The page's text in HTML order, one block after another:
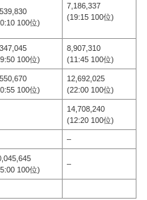
100位)
7,186,337
(19:15 100位)
100位)
8,907,310
(11:45 100位)
100位)
12,692,025
(22:00 100位)
14,708,240
(12:20 100位)
–
100位)
–